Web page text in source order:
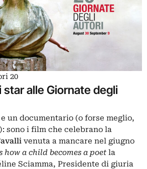
20
star alle Giornate degli
un documentario (o forse meglio,
sono i film che celebrano la
venuta a mancare nel giugno
how a child becomes a poet la
Sciamma, Presidente di giuria